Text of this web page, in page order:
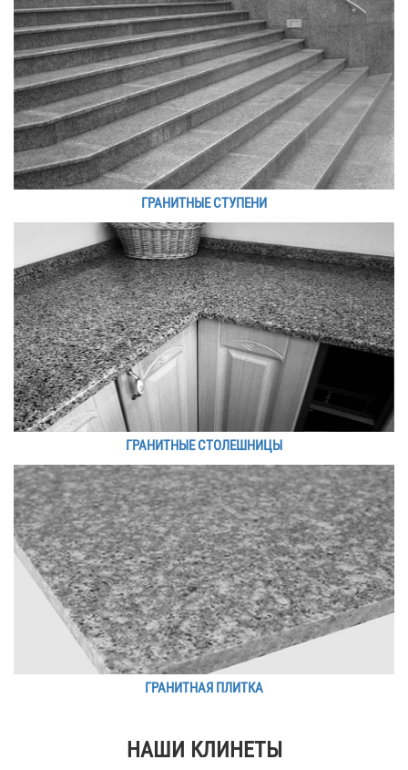
ГРАНИТНЫЕ СТУПЕНИ
ГРАНИТНЫЕ СТОЛЕШНИЦЫ
ГРАНИТНАЯ ПЛИТКА
НАШИ КЛИНЕТЫ